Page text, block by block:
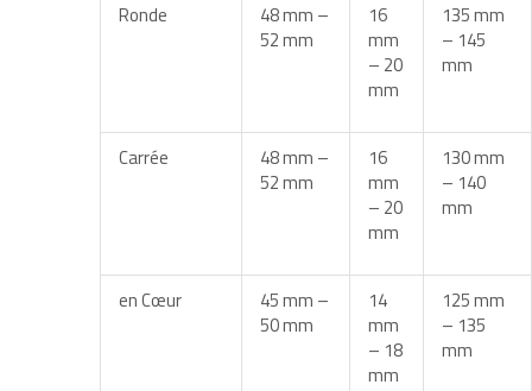
Ronde
48 mm –
52 mm
16
mm
– 20
mm
135 mm
– 145
mm
Carrée
48 mm –
52 mm
16
mm
– 20
mm
130 mm
– 140
mm
en Cœur
45 mm –
50 mm
14
mm
– 18
mm
125 mm
– 135
mm